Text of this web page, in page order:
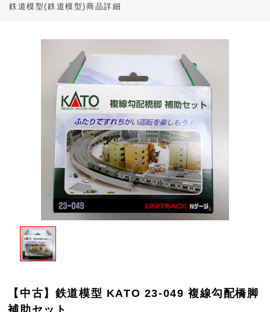
鉄道模型(鉄道模型)商品詳細
【中古】鉄道模型 KATO 23-049 複線勾配橋脚
補助セット